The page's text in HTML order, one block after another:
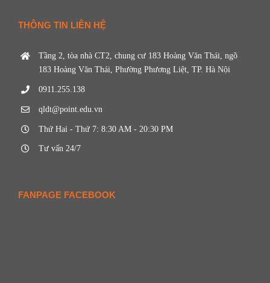
THÔNG TIN LIÊN HỆ
Tầng 2, tòa nhà CT2, chung cư 183 Hoàng Văn Thái, ngõ
183 Hoàng Văn Thái, Phường Phương Liệt, TP. Hà Nội
0911.255.138
qldt@point.edu.vn
Thứ Hai - Thứ 7: 8:30 AM - 20:30 PM
Tư vấn 24/7
FANPAGE FACEBOOK